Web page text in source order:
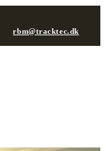
rbm@tracktec.dk